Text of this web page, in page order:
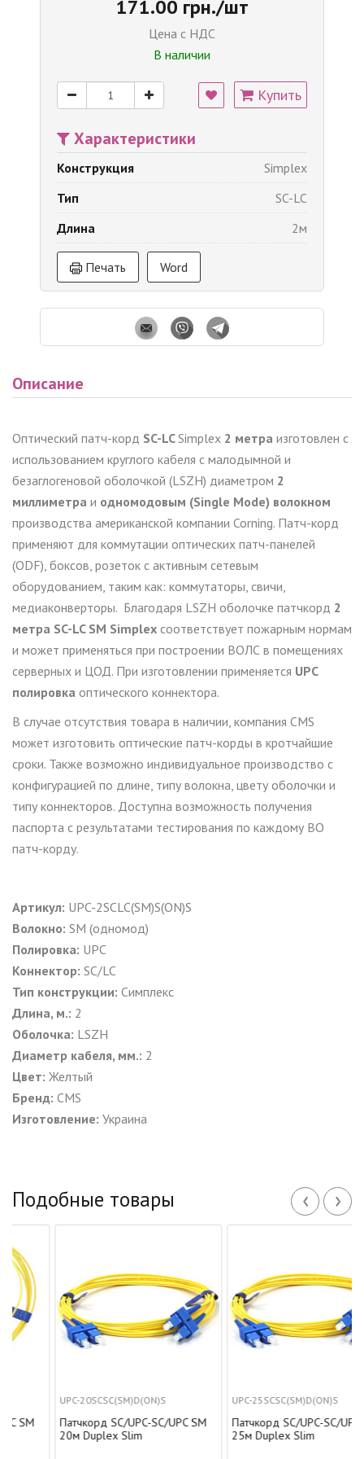
171.00 грн./шт
Цена с НДС
В наличии
Купить
Характеристики
Конструкция
Simplex
Тип
SC-LC
Длина
2м
Печать Word
Описание
Оптический патч-корд SC-LCSimplex 2 метра изготовлен с
использованием круглого кабеля с малодымной и
безаглогеновой оболочкой (LSZH) диаметром 2
миллиметра и одномодовым (Single Mode) волокном
производства американской компании Corning. Патч-корд
применяют для коммутации оптических патч-панелей
(ODF), боксов, розеток с активным сетевым
оборудованием, таким как: коммутаторы, свичи,
медиаконверторы. Благодаря LSZH оболочке патчкорд 2
метра SC-LC SM Simplex соответствует пожарным нормам
и может применяться при построении ВОЛС в помещениях
серверных и ЦОД. При изготовлении применяется UPC
полировка оптического коннектора.
В случае отсутствия товара в наличии, компания CMS
может изготовить оптические патч-корды в кротчайшие
сроки. Также возможно индивидуальное производство с
конфигурацией по длине, типу волокна, цвету оболочки и
типу коннекторов. Доступна возможность получения
паспорта с результатами тестирования по каждому ВО
патч-корду.
Артикул: UPC-2SCLC(SM)S(ON)S
Волокно: SM (одномод)
Полировка: UPC
Коннектор: SC/LC
Тип конструкции: Симплекс
Длина, м.: 2
Оболочка: LSZH
Диаметр кабеля, мм.: 2
Цвет: Желтый
Бренд: CMS
Изготовление: Украина
Подобные товары ‹ ›
UPC-20SCSC(SM)D(ON)S
Патчкорд SC/UPC-SC/UPC SM
20м Duplex Slim
UPC-25SCSC(SM)D(ON)S
Патчкорд SC/UPC-SC/UPC SM
25м Duplex Slim